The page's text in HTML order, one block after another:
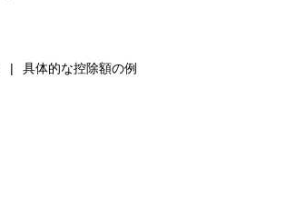
具体的な控除額の例